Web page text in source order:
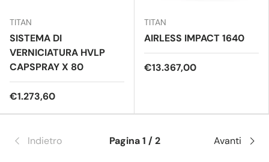
TITAN
SISTEMA DI
VERNICIATURA HVLP
CAPSPRAY X 80
€1.273,60
TITAN
AIRLESS IMPACT 1640
€13.367,00
Indietro Pagina 1 / 2 Avanti